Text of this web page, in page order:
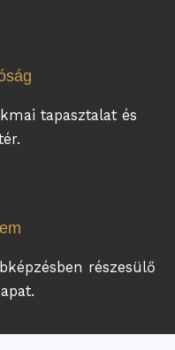
tapasztalat és
részesülő